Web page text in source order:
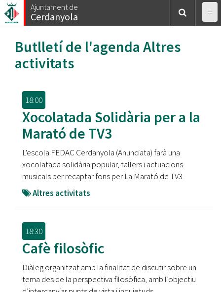
Vés
al
Ajuntament de
Cerdanyola
Butlletí de l'agenda Altres
activitats
18:00
Xocolatada Solidària per a la
Marató de TV3
L'escola FEDAC Cerdanyola (Anunciata) farà una
xocolatada solidària popular, tallers i actuacions
musicals per recaptar fons per La Marató de TV3
Altres activitats
18:30
Cafè filosòfic
Diàleg organitzat amb la finalitat de discutir sobre un
tema des de la perspectiva filosòfica, amb l’objectiu